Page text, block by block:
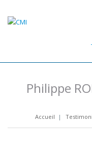
Philippe
Accueil |